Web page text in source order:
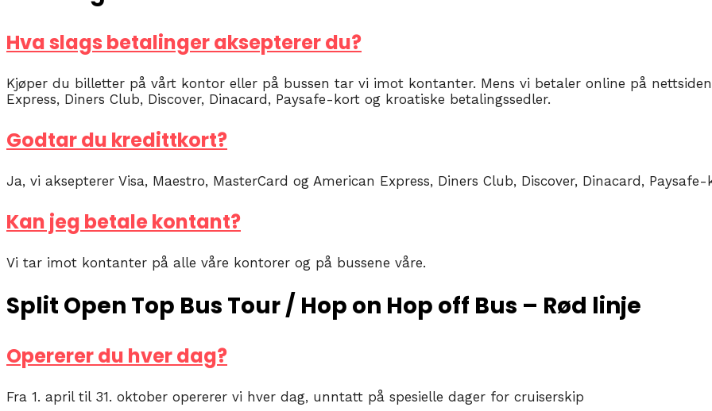
Hva slags betalinger aksepterer du?
Kjøper du billetter på vårt kontor eller på bussen tar vi imot kontanter. Mens vi betaler online på
Express, Diners Club, Discover, Dinacard, Paysafe-kort og kroatiske betalingssedler.
Godtar du kredittkort?
Ja, vi aksepterer Visa, Maestro, MasterCard og American Express, Diners Club, Discover, Dinacard, Paysafe-
Kan jeg betale kontant?
Vi tar imot kontanter på alle våre kontorer og på bussene våre.
Split Open Top Bus Tour / Hop on Hop off Bus – Rød linje
Opererer du hver dag?
Fra 1. april til 31. oktober opererer vi hver dag, unntatt på spesielle dager for cruiserskip